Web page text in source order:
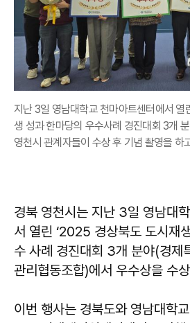
지난 3일 영남대학교 천마아트센터에서
생 성과 한마당의 우수사례 경진대회 3개
영천시 관계자들이 수상 후 기념 촬영을 하
경북 영천시는 지난 3일 영남대
서 열린 ‘2025 경상북도 도시재
수 사례 경진대회 3개 분야(경제
관리협동조합)에서 우수상을 수
이번 행사는 경북도와 영남대학